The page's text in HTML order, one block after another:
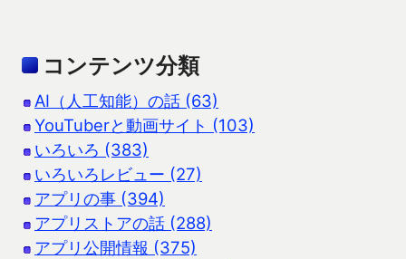
コンテンツ分類
AI（人工知能）の話 (63)
YouTuberと動画サイト (103)
いろいろ (383)
いろいろレビュー (27)
アプリの事 (394)
アプリストアの話 (288)
アプリ公開情報 (375)